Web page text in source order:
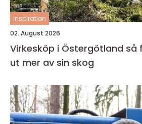
inspiration
02. August 2026
Virkesköp i Östergötland så får skogsägaren
ut mer av sin skog